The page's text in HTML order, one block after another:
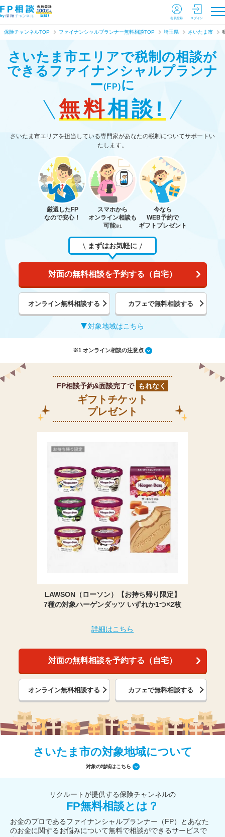
会員登録 ログイン
保険チャンネルTOP ファイナンシャルプランナー無料相談TOP 埼玉県 さいたま市
さいたま市エリアで税制の相談が
できる ファイナンシャルプランナ
ー(FP)に
無料相談!
さいたま市エリアを担当している専門家があなたの税制についてサポートい
たします。
厳選したFP
なので安心！
スマホから
オンライン相談も
可能※1
今なら
WEB予約で
ギフトプレゼント
まずはお気軽に
対面の無料相談を予約する（自宅）
オンライン無料相談する カフェで無料相談する
対象地域はこちら
※1 オンライン相談の注意点
FP相談予約&面談完了で もれなく
ギフトチケット
プレゼント
LAWSON（ローソン）【お持ち帰り限定】
7種の対象ハーゲンダッツ いずれか1つ×2枚
詳細はこちら
対面の無料相談を予約する（自宅）
オンライン無料相談する カフェで無料相談する
さいたま市の対象地域について
対象の地域はこちら
リクルートが提供する保険チャンネルの
FP無料相談とは？
お金のプロであるファイナンシャルプランナー（FP）とあなた
のお金に関するお悩みについて無料で相談ができるサービスで